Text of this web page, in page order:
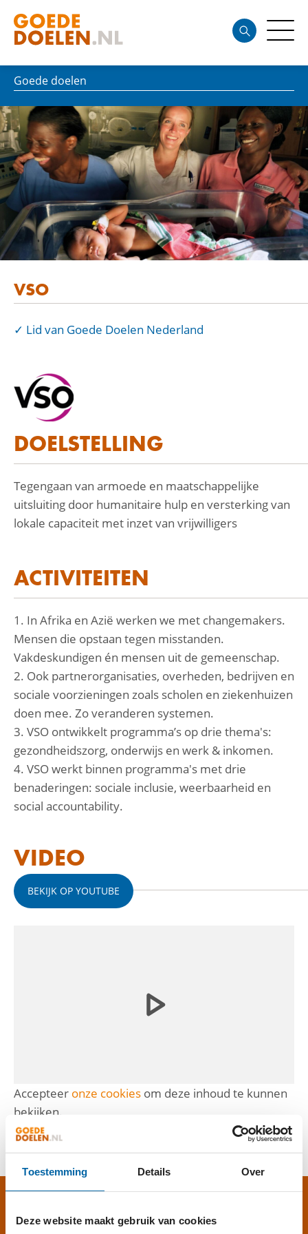
Toestemming Details Over
Deze website maakt gebruik van cookies
Goede doelen
VSO
Lid van Goede Doelen Nederland
DOELSTELLING
Tegengaan van armoede en maatschappelijke
uitsluiting door humanitaire hulp en versterking van
lokale capaciteit met inzet van vrijwilligers
ACTIVITEITEN
1. In Afrika en Azië werken we met changemakers.
Mensen die opstaan tegen misstanden.
Vakdeskundigen én mensen uit de gemeenschap.
2. Ook partnerorganisaties, overheden, bedrijven en
sociale voorzieningen zoals scholen en ziekenhuizen
doen mee. Zo veranderen systemen.
3. VSO ontwikkelt programma’s op drie thema's:
gezondheidszorg, onderwijs en werk & inkomen.
4. VSO werkt binnen programma's met drie
benaderingen: sociale inclusie, weerbaarheid en
social accountability.
VIDEO
BEKIJK OP YOUTUBE
Accepteer onze cookies om deze inhoud te kunnen
bekijken.
GEVEN AAN VSO?